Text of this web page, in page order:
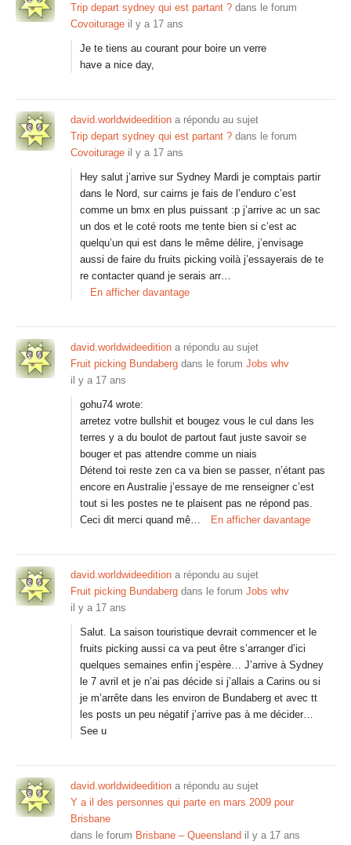
Trip depart sydney qui est partant ? dans le forum
Covoiturage il y a 17 ans
Je te tiens au courant pour boire un verre
have a nice day,
david.worldwideedition a répondu au sujet
Trip depart sydney qui est partant ? dans le forum
Covoiturage il y a 17 ans
Hey salut j’arrive sur Sydney Mardi je comptais partir
dans le Nord, sur cairns je fais de l’enduro c’est
comme un bmx en plus puissant :p j’arrive ac un sac
un dos et le coté roots me tente bien si c’est ac
quelqu’un qui est dans le même délire, j’envisage
aussi de faire du fruits picking voilà j’essayerais de te
re contacter quand je serais arr…
En afficher davantage
david.worldwideedition a répondu au sujet
Fruit picking Bundaberg dans le forum Jobs whv
il y a 17 ans
gohu74 wrote:
arretez votre bullshit et bougez vous le cul dans les
terres y a du boulot de partout faut juste savoir se
bouger et pas attendre comme un niais
Détend toi reste zen ca va bien se passer, n’étant pas
encore en Australie j’essaye de me renseigner c’est
tout si les postes ne te plaisent pas ne répond pas.
Ceci dit merci quand mê…
En afficher davantage
david.worldwideedition a répondu au sujet
Fruit picking Bundaberg dans le forum Jobs whv
il y a 17 ans
Salut. La saison touristique devrait commencer et le
fruits picking aussi ca va peut être s’arranger d’ici
quelques semaines enfin j’espère… J’arrive à Sydney
le 7 avril et je n’ai pas décide si j’allais a Carins ou si
je m’arrête dans les environ de Bundaberg et avec tt
les posts un peu négatif j’arrive pas à me décider…
See u
david.worldwideedition a répondu au sujet
Y a il des personnes qui parte en mars 2009 pour
Brisbane
dans le forum Brisbane – Queensland il y a 17 ans